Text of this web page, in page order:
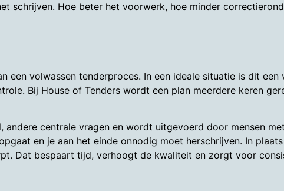
schrijven. Hoe beter het voorwerk, hoe minder
een volwassen tenderproces. In een ideale situatie is dit
Bij House of Tenders wordt een plan meerdere keren
andere centrale vragen en wordt uitgevoerd door mensen
en je aan het einde onnodig moet herschrijven. In
Dat bespaart tijd, verhoogt de kwaliteit en zorgt voor